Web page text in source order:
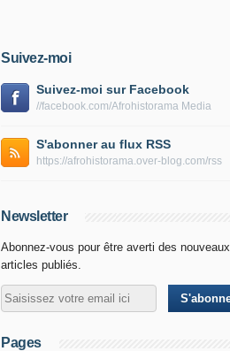
Suivez-moi
Suivez-moi sur Facebook
//facebook.com/Afrohistorama Media
S'abonner au flux RSS
https://afrohistorama.over-blog.com/rss
Newsletter
Abonnez-vous pour être averti des nouveaux
articles publiés.
Pages